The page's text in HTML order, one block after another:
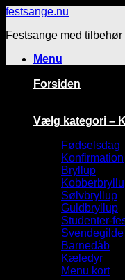
Fortsæt
indhold
festsange.nu
Festsange med
Menu
Forsiden
Vælg kategori –
Fødselsdag
Konfirmation
Bryllup
Sølvbryllup
Guldbryllup
Studenter-
Svendegilde
Barnedåb
Kæledyr
Menu kort